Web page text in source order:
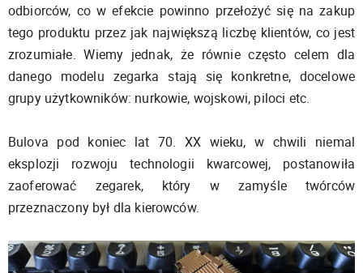
odbiorców, co w efekcie powinno przełożyć się na zakup
tego produktu przez jak największą liczbę klientów, co jest
zrozumiałe. Wiemy jednak, że równie często celem dla
danego modelu zegarka stają się konkretne, docelowe
grupy użytkowników: nurkowie, wojskowi, piloci etc.
Bulova pod koniec lat 70. XX wieku, w chwili niemal
eksplozji rozwoju technologii kwarcowej, postanowiła
zaoferować zegarek, który w zamyśle twórców
przeznaczony był dla kierowców.